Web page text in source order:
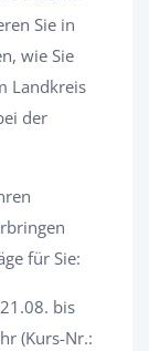
Sie in
wie Sie
Landkreis
der
für Sie:
bis
(Kurs-Nr.: